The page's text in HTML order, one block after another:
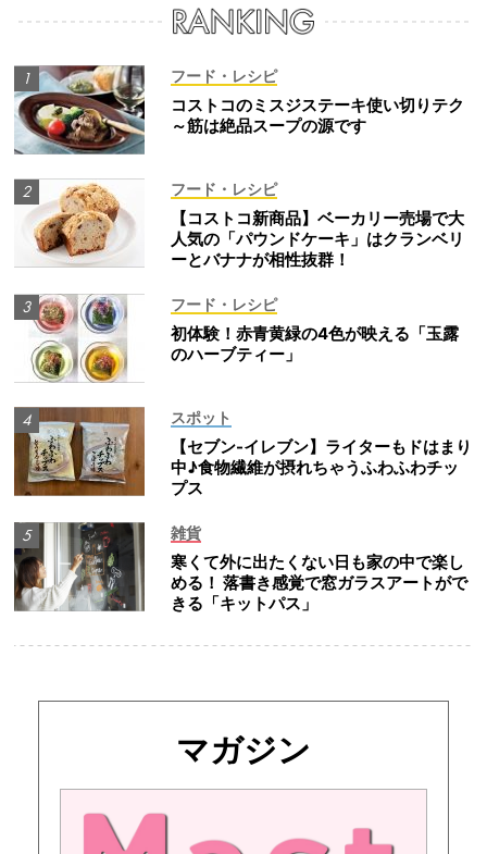
フード・レシピ
コストコのミスジステーキ使い切りテク
～筋は絶品スープの源です
フード・レシピ
【コストコ新商品】ベーカリー売場で大
人気の「パウンドケーキ」はクランベリ
ーとバナナが相性抜群！
フード・レシピ
初体験！赤青黄緑の4色が映える「玉露
のハーブティー」
スポット
【セブン-イレブン】ライターもドはまり
中♪食物繊維が摂れちゃうふわふわチッ
プス
雑貨
寒くて外に出たくない日も家の中で楽し
める！ 落書き感覚で窓ガラスアートがで
きる「キットパス」
マガジン